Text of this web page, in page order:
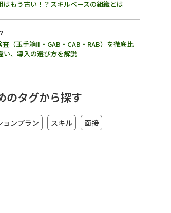
はもう古い！？スキルベースの組織とは
査（玉手箱Ⅲ・GAB・CAB・RAB）を徹底比
い、導入の選び方を解説
のタグから探す
ョンプラン スキル 面接